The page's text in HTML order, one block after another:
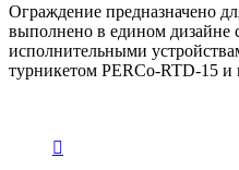
Ограждение предназначено
выполнено в едином дизайне
исполнительными
турникетом PERCo-RTD-15